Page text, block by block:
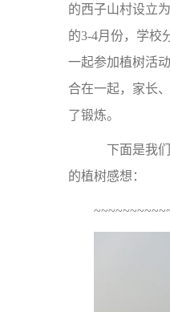
的西子山村设立
的3-4月份，学校
一起参加植树活
合在一起，家长
了锻炼。
下面是我
的植树感想：